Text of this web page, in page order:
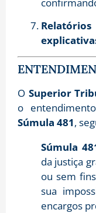
O Superior
o
Súmula 481,
Súmula
da justiça
ou sem
sua
encargos